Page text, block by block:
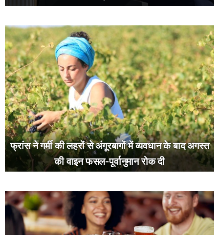
फ्रांस ने गर्मी की लहरों से अंगूरबागों में व्यवधान के बाद अगस्त
की वाइन फसल-पूर्वानुमान रोक दी